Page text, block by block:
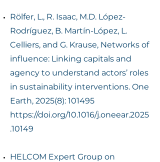
Rölfer, L., R. Isaac, M.D. López-
Rodríguez, B. Martín-López, L.
Celliers, and G. Krause, Networks of
influence: Linking capitals and
agency to understand actors’ roles
in sustainability interventions. One
Earth, 2025(8): 101495
https://doi.org/10.1016/j.oneear.2025
.10149
HELCOM Expert Group on